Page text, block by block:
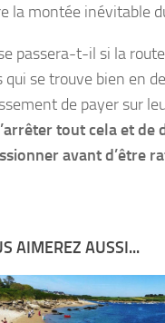
la montée inévitable
passera-t-il si la
qui se trouve bien en
de payer sur
tout cela et de
avant d’être
AIMEREZ AUSSI...